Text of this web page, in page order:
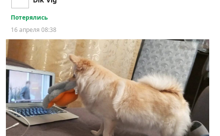
Потерялись
16 апреля 08:38